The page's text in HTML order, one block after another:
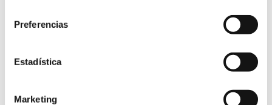
Preferencias
Estadística
Marketing